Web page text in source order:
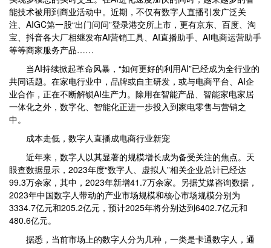
能技术被用到商业活动中。近期，不仅有数字人直播引发广泛关
注、AIGC第一股“出门问问”登录港交所上市，更有京东、百度、淘
宝、抖音各大厂相继发布AI营销工具、AI直播助手、AI电商运营助手
等等商家服务产品……
当AI持续掀起革命风暴，“如何更好的利用AI”已经成为全行业的
共同话题。在家电行业中，品牌或自主研发，或与电商平台、AI企
业合作，正在不断解锁AI生产力。除用在智能产品、智能家电家居
一体化之外，数字化、智能化正进一步投入到家电零售与营销之
中。
成本走低，数字人直播成电商行业新宠
近年来，数字人以其显著的规模增长成为备受关注的焦点。天
眼查数据显示，2023年度“数字人、虚拟人”相关企业总计已经达
99.3万余家，其中，2023年新增41.7万余家。另据艾媒咨询数据，
2023年中国数字人带动的产业市场规模和核心市场规模分别为
3334.7亿元和205.2亿元，预计2025年将分别达到6402.7亿元和
480.6亿元。
据悉，当前市场上的数字人分为几种，一类是卡通数字人，通